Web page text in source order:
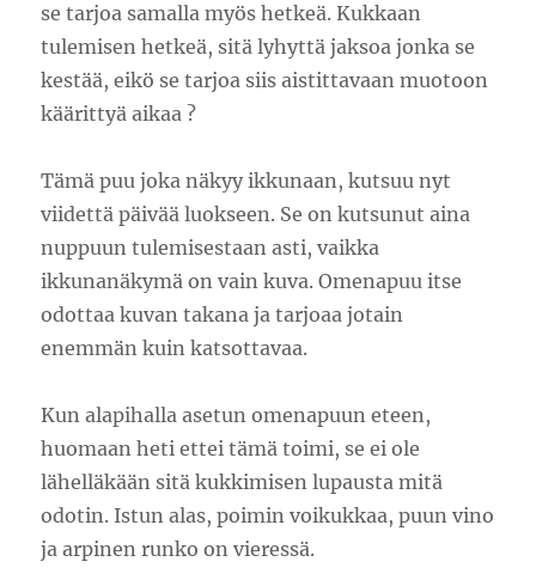
se tarjoa samalla myös hetkeä. Kukkaan
tulemisen hetkeä, sitä lyhyttä jaksoa jonka se
kestää, eikö se tarjoa siis aistittavaan muotoon
käärittyä aikaa ?
Tämä puu joka näkyy ikkunaan, kutsuu nyt
viidettä päivää luokseen. Se on kutsunut aina
nuppuun tulemisestaan asti, vaikka
ikkunanäkymä on vain kuva. Omenapuu itse
odottaa kuvan takana ja tarjoaa jotain
enemmän kuin katsottavaa.
Kun alapihalla asetun omenapuun eteen,
huomaan heti ettei tämä toimi, se ei ole
lähelläkään sitä kukkimisen lupausta mitä
odotin. Istun alas, poimin voikukkaa, puun vino
ja arpinen runko on vieressä.